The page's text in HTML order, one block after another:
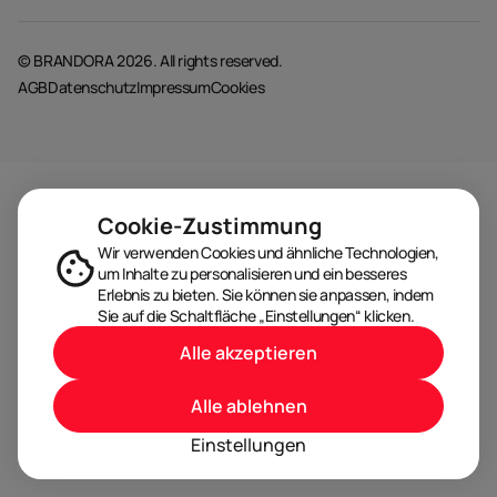
© BRANDORA 2026. All rights reserved.
AGBDatenschutzImpressumCookies
Cookie-Zustimmung
Wir verwenden Cookies und ähnliche Technologien,
um Inhalte zu personalisieren und ein besseres
Erlebnis zu bieten. Sie können sie anpassen, indem
Sie auf die Schaltfläche „Einstellungen“ klicken.
Einstellungen
Alle ablehnen
Alle akzeptieren